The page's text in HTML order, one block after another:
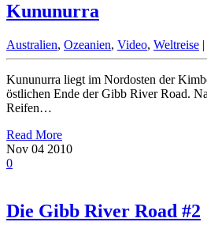
Kununurra
Australien, Ozeanien, Video, Weltreise |
Kununurra liegt im Nordosten der
östlichen Ende der Gibb River Road.
Reifen…
Read More
Nov 04 2010
0
Die Gibb River Road #2